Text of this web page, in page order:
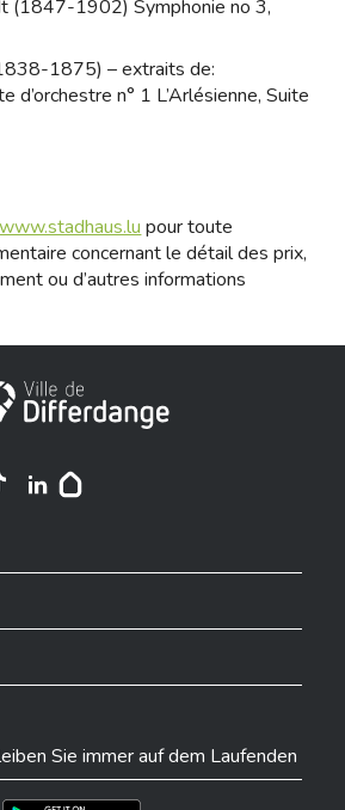
(1847-1902) Symphonie no 3,
1875) – extraits de:
d’orchestre n° 1 L’Arlésienne, Suite
www.stadhaus.lu pour toute
concernant le détail des prix,
ou d’autres informations
Differdingen
sur Instagram
Sie immer auf dem Laufenden